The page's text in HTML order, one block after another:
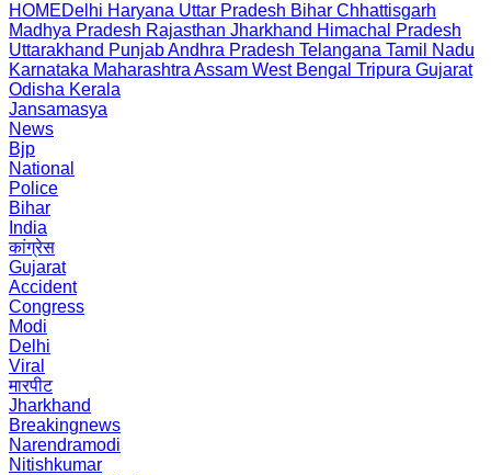
HOMEDelhi Haryana Uttar Pradesh Bihar Chhattisgarh
Madhya Pradesh Rajasthan Jharkhand Himachal Pradesh
Uttarakhand PunjabAndhra Pradesh Telangana Tamil Nadu
Karnataka Maharashtra Assam West Bengal Tripura Gujarat
Odisha Kerala
Jansamasya
News
Bjp
National
Police
Bihar
India
कांग्रेस
Gujarat
Accident
Congress
Modi
Delhi
Viral
मारपीट
Jharkhand
Breakingnews
Narendramodi
Nitishkumar